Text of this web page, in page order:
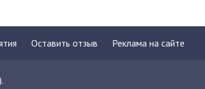
Оставить отзыв Реклама на сайте